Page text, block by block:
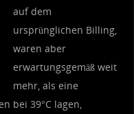
auf dem
ursprünglichen Billing,
waren aber
erwartungsgemäß weit
mehr, als eine
bei 39°C lagen,